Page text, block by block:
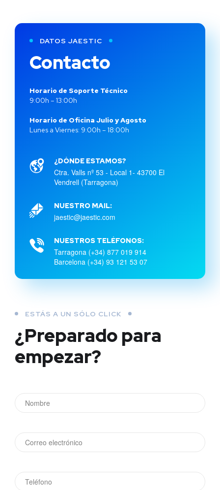
DATOS JAESTIC
Contacto
Horario de Soporte Técnico
9:00h – 13:00h
Horario de Oficina Julio y Agosto
Lunes a Viernes: 9:00h – 18:00h
¿DÓNDE ESTAMOS?
Ctra. Valls nº 53 - Local 1- 43700 El
Vendrell (Tarragona)
NUESTRO MAIL:
jaestic@jaestic.com
NUESTROS TELÉFONOS:
Tarragona (+34) 877 019 914
Barcelona (+34) 93 121 53 07
ESTÁS A UN SÓLO CLICK
¿Preparado para
empezar?